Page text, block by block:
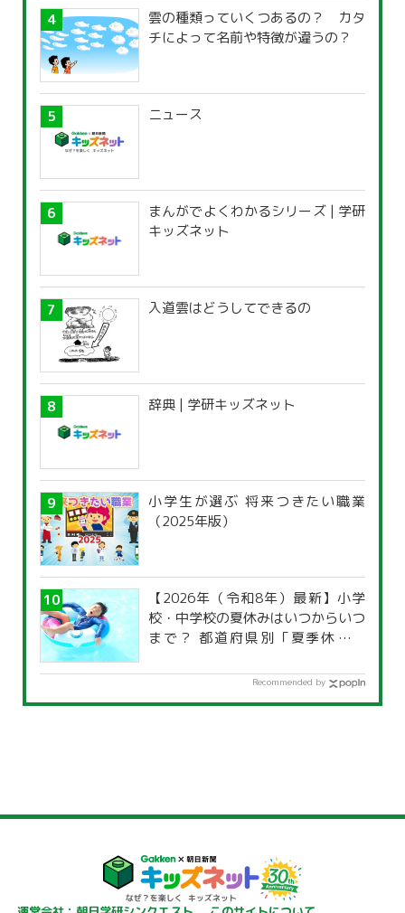
雲の種類っていくつあるの？ カタ
チによって名前や特徴が違うの？
ニュース
まんがでよくわかるシリーズ | 学研
キッズネット
入道雲はどうしてできるの
辞典 | 学研キッズネット
小学生が選ぶ 将来つきたい職業
（2025年版）
【2026年（令和8年）最新】小学
校・中学校の夏休みはいつからいつ
まで？ 都道府県別「夏季休暇一
Recommended by